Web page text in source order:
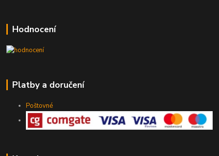
Hodnocení
Platby a doručení
Poštovné